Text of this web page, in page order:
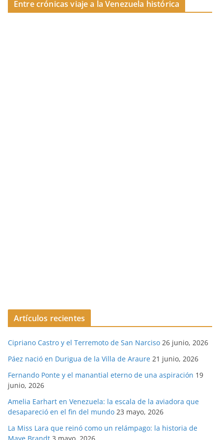
Entre crónicas viaje a la Venezuela histórica
Artículos recientes
Cipriano Castro y el Terremoto de San Narciso 26 junio, 2026
Páez nació en Durigua de la Villa de Araure 21 junio, 2026
Fernando Ponte y el manantial eterno de una aspiración 19
junio, 2026
Amelia Earhart en Venezuela: la escala de la aviadora que
desapareció en el fin del mundo 23 mayo, 2026
La Miss Lara que reinó como un relámpago: la historia de